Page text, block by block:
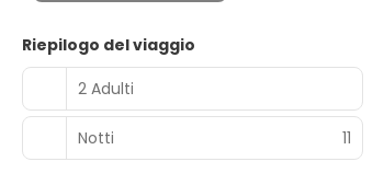
Riepilogo del viaggio
2 Adulti
Notti 11